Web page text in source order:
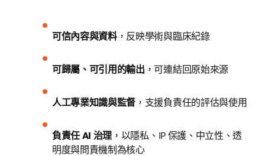
可信內容與資料，反映學術與臨床紀錄
可歸屬、可引用的輸出 ，可連結回原始來源
人工專業知識與監督 ，支援負責任的評估與使用
負責任 AI 治理 ，以隱私、IP 保護、中立性、透
明度與問責機制為核心